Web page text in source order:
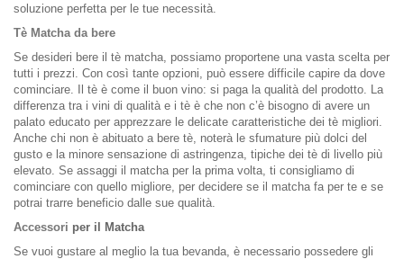
soluzione perfetta per le tue necessità.
Tè Matcha da bere
Se desideri bere il tè matcha, possiamo proportene una vasta scelta per
tutti i prezzi. Con così tante opzioni, può essere difficile capire da dove
cominciare. Il tè è come il buon vino: si paga la qualità del prodotto. La
differenza tra i vini di qualità e i tè è che non c’è bisogno di avere un
palato educato per apprezzare le delicate caratteristiche dei tè migliori.
Anche chi non è abituato a bere tè, noterà le sfumature più dolci del
gusto e la minore sensazione di astringenza, tipiche dei tè di livello più
elevato. Se assaggi il matcha per la prima volta, ti consigliamo di
cominciare con quello migliore, per decidere se il matcha fa per te e se
potrai trarre beneficio dalle sue qualità.
Accessori per il Matcha
Se vuoi gustare al meglio la tua bevanda, è necessario possedere gli